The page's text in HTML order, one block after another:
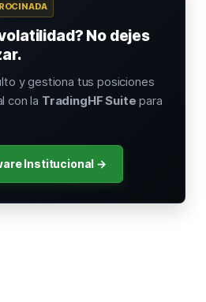
No dejes
y gestiona tus posiciones
con la TradingHF Suite para
Institucional →